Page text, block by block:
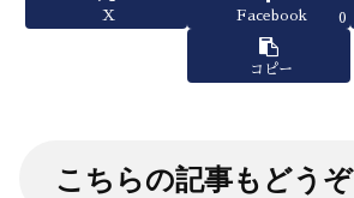
X Facebook 0
コピー
こちらの記事もどうぞ